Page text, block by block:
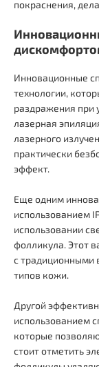
покраснения,
Инновационные
технологии,
раздражения при
лазерная
лазерного
практически
эффект.
Еще одним
использованием
использовании
фолликула. Этот
с традиционными
типов кожи.
Другой
использованием
которые
стоит отметить